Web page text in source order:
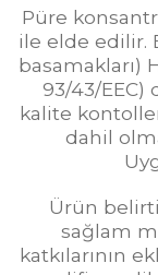
Püre
ile elde edilir.
basamakları)
93/43/EEC)
kalite
dahil
Ürün
sağlam
katkılarının